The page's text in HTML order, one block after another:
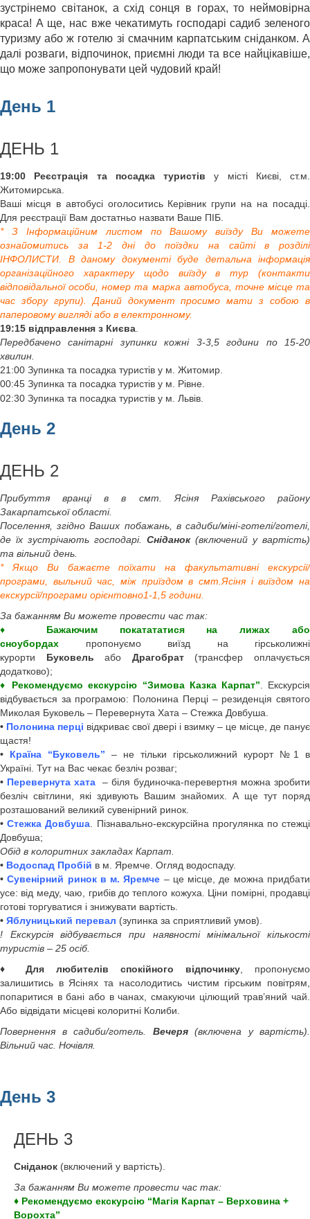
зустрінемо світанок, а схід сонця в горах, то неймовірна
краса! А ще, нас вже чекатимуть господарі садиб зеленого
туризму або ж готелю зі смачним карпатським сніданком. А
далі розваги, відпочинок, приємні люди та все найцікавіше,
що може запропонувати цей чудовий край!
День 1
ДЕНЬ 1
19:00 Реєстрація та посадка туристів у місті Києві, ст.м.
Житомирська.
Ваші місця в автобусі оголоситись Керівник групи на на посадці.
Для реєстрації Вам достатньо назвати Ваше ПІБ.
* З Інформаційним листом по Вашому виїзду Ви можете
ознайомитись за 1-2 дні до поїздки на сайті в розділі
ІНФОЛИСТИ. В даному документі буде детальна інформація
організаційного характеру щодо виїзду в тур (контакти
відповідальної особи, номер та марка автобуса, точне місце та
час збору групи). Даний документ просимо мати з собою в
паперовому вигляді або в електронному.
19:15 відправлення з Києва
Передбачено санітарні зупинки кожні 3-3,5 години по 15-20
хвилин.
21:00 Зупинка та посадка туристів у м. Житомир.
00:45 Зупинка та посадка туристів у м. Рівне.
02:30 Зупинка та посадка туристів у м. Львів.
День 2
ДЕНЬ 2
Прибуття вранці в в смт. Ясіня Рахівського району
Закарпатської області.
Поселення, згідно Ваших побажань, в садиби/міні-готелі/готелі,
де їх зустрічають господарі. Сніданок(включений у вартість)
та вільний день.
* Якщо Ви бажаєте поїхати на факультативні екскурсії/
програми, выльний час, між приїздом в смт.Ясіня і виїздом на
екскурсії/програми орієнтовно1-1,5 години.
За бажанням Ви можете провести час так:
♦ Бажаючим покатататися на лижах або
сноубордах пропонуємо виїзд на гірськолижні
курорти Буковель або Драгобрат(трансфер оплачується
додатково);
♦ Рекомендуємо екскурсію “Зимова Казка Карпат” . Екскурсія
відбувається за програмою: Полонина Перці – резиденція святого
Миколая Буковель – Перевернута Хата – Стежка Довбуша.
• Полонина перці відкриває свої двері і взимку – це місце, де панує
щастя!
• Країна “Буковель” – не тільки гірськолижний курорт №1 в
Україні. Тут на Вас чекає безліч розваг;
• Перевернута хата – біля будиночка-перевертня можна зробити
безліч світлини, які здивують Вашим знайомих. А ще тут поряд
розташований великий сувенірний ринок.
•Стежка Довбуша . Пізнавально-екскурсійна прогулянка по стежці
Довбуша;
Обід в колоритних закладах Карпат.
• Водоспад Пробій в м. Яремче. Огляд водоспаду.
•Сувенірний ринок в м. Яремче – це місце, де можна придбати
усе: від меду, чаю, грибів до теплого кожуха. Ціни помірні, продавці
готові торгуватися і знижувати вартість.
• Яблуницький перевал (зупинка за сприятливий умов).
! Екскурсія відбувається при наявності мінімальної кількості
туристів – 25 осіб.
♦ Для любителів спокійного відпочинку , пропонуємо
залишитись в Ясінях та насолодитись чистим гірським повітрям,
попаритися в бані або в чанах, смакуючи цілющий трав’яний чай.
Або відвідати місцеві колоритні Колиби.
Повернення в садиби/готель. Вечеря(включена у вартість).
Вільний час. Ночівля.
День 3
ДЕНЬ 3
Сніданок (включений у вартість).
За бажанням Ви можете провести час так:
♦ Рекомендуємо екскурсію “Магія Карпат – Верховина +
Ворохта”